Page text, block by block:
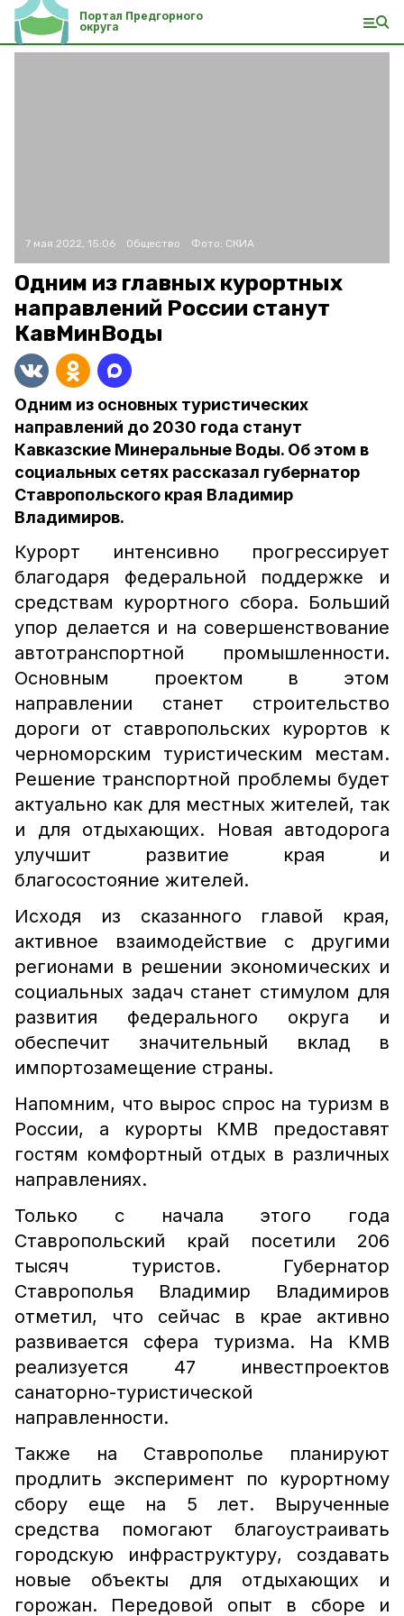
Портал Предгорного
округа
7 мая 2022, 15:06 Общество Фото: СКИА
Одним из главных курортных
направлений России станут
КавМинВоды
Одним из основных туристических
направлений до 2030 года станут
Кавказские Минеральные Воды. Об этом в
социальных сетях рассказал губернатор
Ставропольского края Владимир
Владимиров.
Курорт интенсивно прогрессирует
благодаря федеральной поддержке и
средствам курортного сбора. Больший
упор делается и на совершенствование
автотранспортной промышленности.
Основным проектом в этом
направлении станет строительство
дороги от ставропольских курортов к
черноморским туристическим местам.
Решение транспортной проблемы будет
актуально как для местных жителей, так
и для отдыхающих. Новая автодорога
улучшит развитие края и
благосостояние жителей.
Исходя из сказанного главой края,
активное взаимодействие с другими
регионами в решении экономических и
социальных задач станет стимулом для
развития федерального округа и
обеспечит значительный вклад в
импортозамещение страны.
Напомним, что вырос спрос на туризм в
России, а курорты КМВ предоставят
гостям комфортный отдых в различных
направлениях.
Только с начала этого года
Ставропольский край посетили 206
тысяч туристов. Губернатор
Ставрополья Владимир Владимиров
отметил, что сейчас в крае активно
развивается сфера туризма. На КМВ
реализуется 47 инвестпроектов
санаторно-туристической
направленности.
Также на Ставрополье планируют
продлить эксперимент по курортному
сбору еще на 5 лет. Вырученные
средства помогают благоустраивать
городскую инфраструктуру, создавать
новые объекты для отдыхающих и
горожан. Передовой опыт в сборе и